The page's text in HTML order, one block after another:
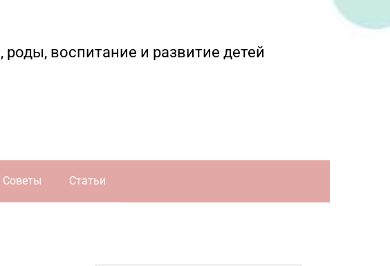
воспитание и развитие детей
Советы Статьи